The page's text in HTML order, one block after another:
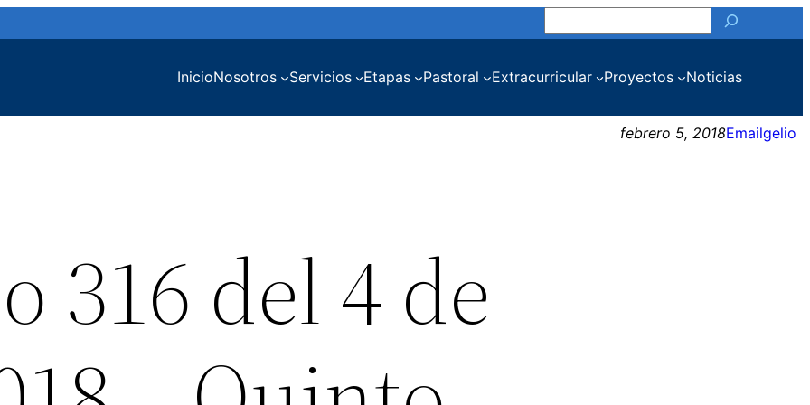
InicioNosotros Servicios Etapas Pastoral Extracurricular Proyectos Noticias
febrero 5, 2018Emailgelio
316 del 4 de